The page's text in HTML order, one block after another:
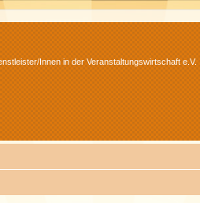
Innen in der Veranstaltungswirtschaft e.V.